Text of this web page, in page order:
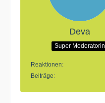
Deva
Super Moderatorin
Reaktionen
Beiträge